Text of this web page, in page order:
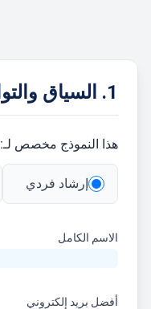
1. السياق والتواصل
هذا النموذج مخصص لـ:
إرشاد فردي
الاسم الكامل
أفضل بريد إلكتروني